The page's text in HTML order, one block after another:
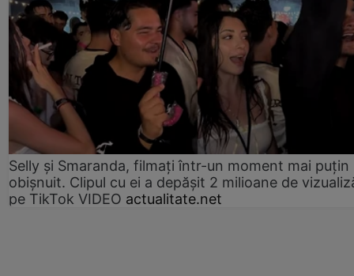
Selly și Smaranda, filmați într-un moment mai puțin
obișnuit. Clipul cu ei a depășit 2 milioane de
pe TikTok VIDEO actualitate.net